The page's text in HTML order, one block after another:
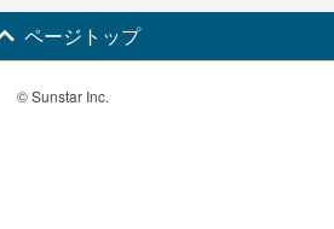
ページトップ
© Sunstar Inc.